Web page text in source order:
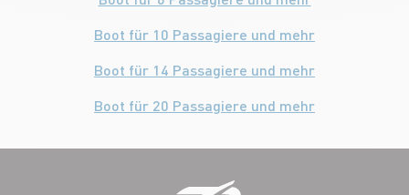
Boot für 10 Passagiere und mehr
Boot für 14 Passagiere und mehr
Boot für 20 Passagiere und mehr